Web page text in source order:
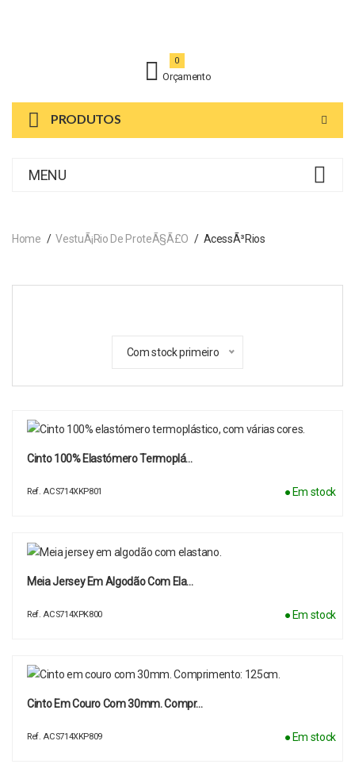
Orçamento
0
PRODUTOS
MENU
Home VestuÃ¡rio De ProteÃ§Ã£o AcessÃ³rios
Com stock primeiro
Cinto 100% Elastómero Termoplá…
Ref. ACS714XKP801 ● Em stock
Meia Jersey Em Algodão Com Ela…
Ref. ACS714XPK800 ● Em stock
Cinto Em Couro Com 30mm. Compr…
Ref. ACS714XKP809 ● Em stock